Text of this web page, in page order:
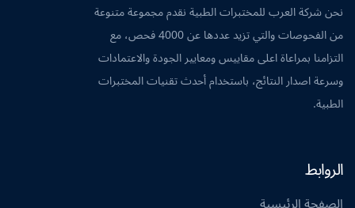
نحن شركة العرب للمختبرات الطبية نقدم مجموعة متنوعة
من الفحوصات والتي تزيد عددها عن 4000 فحص، مع
التزامنا بمراعاة اعلى مقاييس ومعايير الجودة والاعتمادات
وسرعة اصدار النتائج، باستخدام أحدث تقنيات المختبرات
الطبية.
الروابط